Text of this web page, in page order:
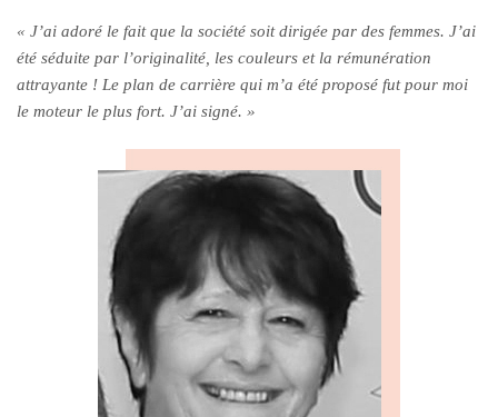
« J’ai adoré le fait que la société soit dirigée par des femmes. J’ai
été séduite par l’originalité, les couleurs et la rémunération
attrayante ! Le plan de carrière qui m’a été proposé fut pour moi
le moteur le plus fort. J’ai signé. »